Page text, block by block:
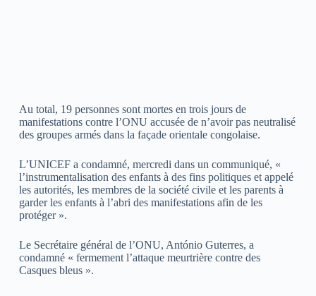
Au total, 19 personnes sont mortes en trois jours de
manifestations contre l’ONU accusée de n’avoir pas neutralisé
des groupes armés dans la façade orientale congolaise.
L’UNICEF a condamné, mercredi dans un communiqué, «
l’instrumentalisation des enfants à des fins politiques et appelé
les autorités, les membres de la société civile et les parents à
garder les enfants à l’abri des manifestations afin de les
protéger ».
Le Secrétaire général de l’ONU, António Guterres, a
condamné « fermement l’attaque meurtrière contre des
Casques bleus ».